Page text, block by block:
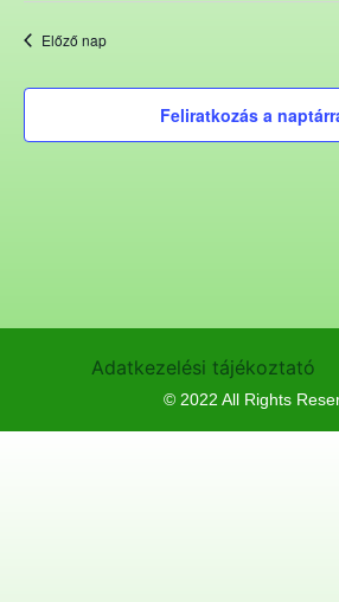
Előző nap
Feliratkozás a
Adatkezelési tájékoztató
© 2022 All Rights